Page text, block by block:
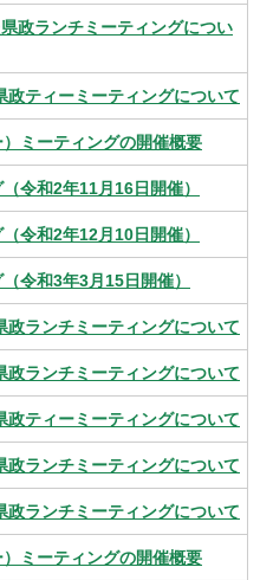
政ランチミーティングについ
ティーミーティングについて
ミーティングの開催概要
令和2年11月16日開催）
令和2年12月10日開催）
令和3年3月15日開催）
ランチミーティングについて
ランチミーティングについて
ティーミーティングについて
ランチミーティングについて
ランチミーティングについて
ミーティングの開催概要